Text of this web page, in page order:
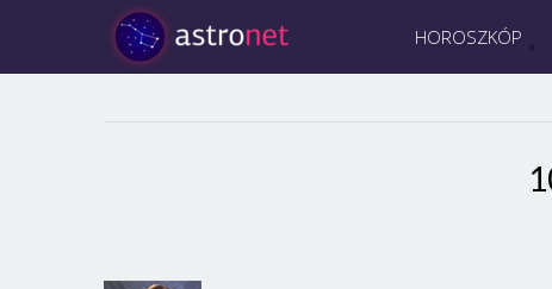
HOROSZKÓP